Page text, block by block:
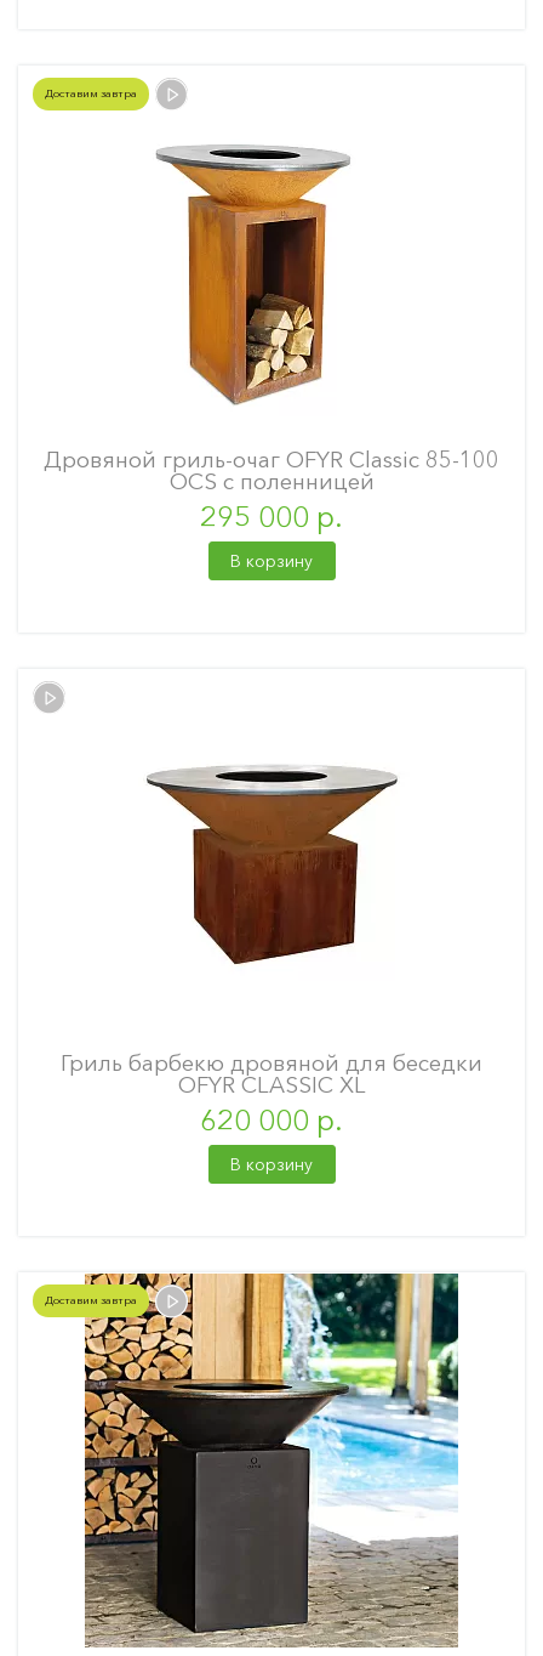
Доставим завтра
Дровяной гриль-очаг OFYR Classic 85-100
OCS с поленницей
295 000 р.
В корзину
Гриль барбекю дровяной для беседки
OFYR CLASSIC XL
620 000 р.
В корзину
Доставим завтра